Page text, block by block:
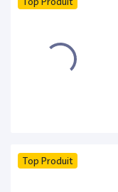
Top Produit